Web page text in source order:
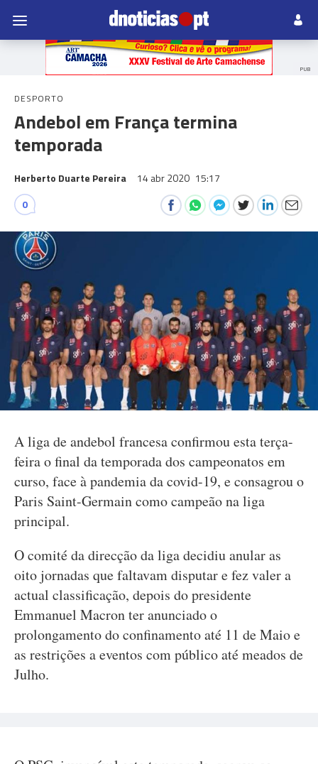
PUB
DESPORTO
Andebol em França termina
temporada
Herberto Duarte Pereira 14 abr 2020 15:17
0
A liga de andebol francesa confirmou esta terça-
feira o final da temporada dos campeonatos em
curso, face à pandemia da covid-19, e consagrou o
Paris Saint-Germain como campeão na liga
principal.
O comité da direcção da liga decidiu anular as
oito jornadas que faltavam disputar e fez valer a
actual classificação, depois do presidente
Emmanuel Macron ter anunciado o
prolongamento do confinamento até 11 de Maio e
as restrições a eventos com público até meados de
Julho.